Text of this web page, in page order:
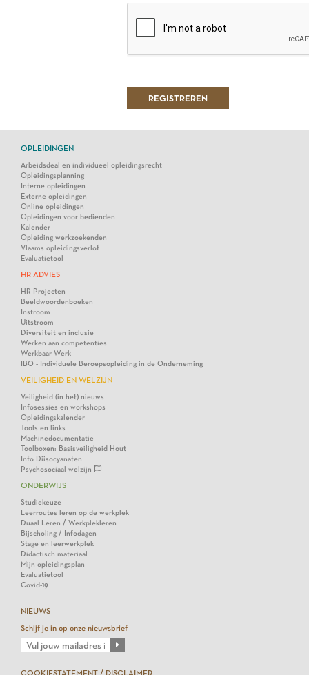
OPLEIDINGEN
Arbeidsdeal en individueel opleidingsrecht
Opleidingsplanning
Interne opleidingen
Externe opleidingen
Online opleidingen
Opleidingen voor bedienden
Kalender
Opleiding werkzoekenden
Vlaams opleidingsverlof
Evaluatietool
HR ADVIES
HR Projecten
Beeldwoordenboeken
Instroom
Uitstroom
Diversiteit en inclusie
Werken aan competenties
Werkbaar Werk
IBO - Individuele Beroepsopleiding in de Onderneming
VEILIGHEID EN WELZIJN
Veiligheid (in het) nieuws
Infosessies en workshops
Opleidingskalender
Tools en links
Machinedocumentatie
Toolboxen: Basisveiligheid Hout
Info Diisocyanaten
Psychosociaal welzijn
ONDERWIJS
Studiekeuze
Leerroutes leren op de werkplek
Duaal Leren / Werkplekleren
Bijscholing / Infodagen
Stage en leerwerkplek
Didactisch materiaal
Mijn opleidingsplan
Evaluatietool
Covid-19
NIEUWS
Schijf je in op onze nieuwsbrief
COOKIESTATEMENT / DISCLAIMER